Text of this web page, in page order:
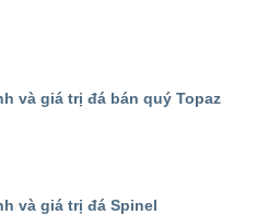
và giá trị đá bán quý Topaz
và giá trị đá Spinel